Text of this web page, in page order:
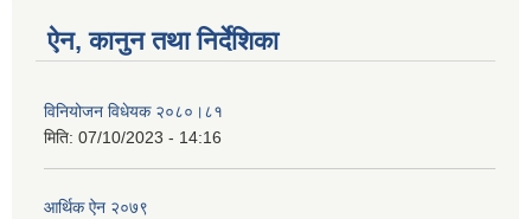
ऐन, कानुन तथा निर्देशिका
विनियोजन विधेयक २०८०।८१
मिति: 07/10/2023 - 14:16
आर्थिक ऐन २०७९